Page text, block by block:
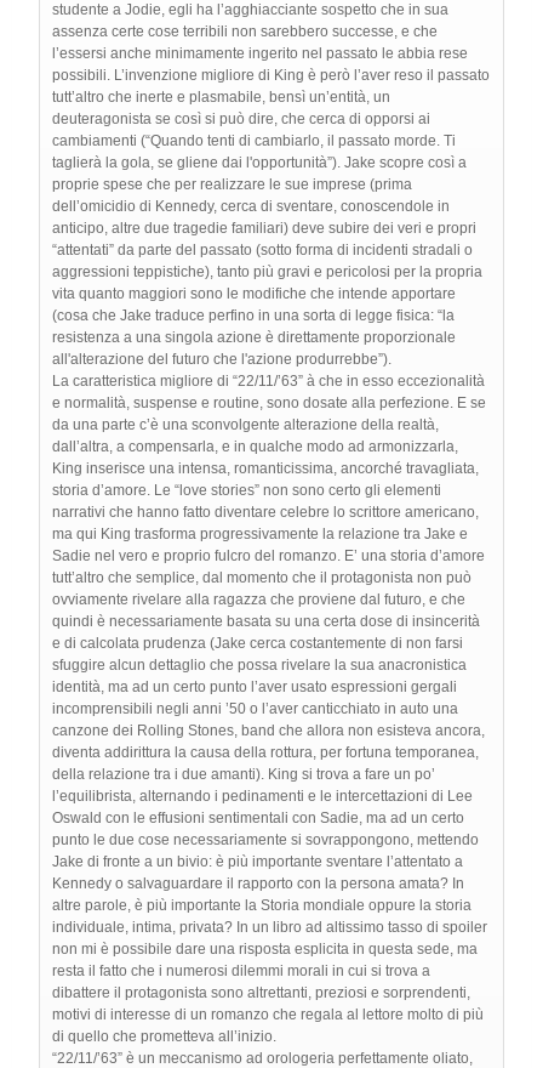
studente a Jodie, egli ha l’agghiacciante sospetto che in sua
assenza certe cose terribili non sarebbero successe, e che
l’essersi anche minimamente ingerito nel passato le abbia rese
possibili. L’invenzione migliore di King è però l’aver reso il passato
tutt’altro che inerte e plasmabile, bensì un’entità, un
deuteragonista se così si può dire, che cerca di opporsi ai
cambiamenti (“Quando tenti di cambiarlo, il passato morde. Ti
taglierà la gola, se gliene dai l'opportunità”). Jake scopre così a
proprie spese che per realizzare le sue imprese (prima
dell’omicidio di Kennedy, cerca di sventare, conoscendole in
anticipo, altre due tragedie familiari) deve subire dei veri e propri
“attentati” da parte del passato (sotto forma di incidenti stradali o
aggressioni teppistiche), tanto più gravi e pericolosi per la propria
vita quanto maggiori sono le modifiche che intende apportare
(cosa che Jake traduce perfino in una sorta di legge fisica: “la
resistenza a una singola azione è direttamente proporzionale
all'alterazione del futuro che l'azione produrrebbe”).
La caratteristica migliore di “22/11/’63” à che in esso eccezionalità
e normalità, suspense e routine, sono dosate alla perfezione. E se
da una parte c’è una sconvolgente alterazione della realtà,
dall’altra, a compensarla, e in qualche modo ad armonizzarla,
King inserisce una intensa, romanticissima, ancorché travagliata,
storia d’amore. Le “love stories” non sono certo gli elementi
narrativi che hanno fatto diventare celebre lo scrittore americano,
ma qui King trasforma progressivamente la relazione tra Jake e
Sadie nel vero e proprio fulcro del romanzo. E’ una storia d’amore
tutt’altro che semplice, dal momento che il protagonista non può
ovviamente rivelare alla ragazza che proviene dal futuro, e che
quindi è necessariamente basata su una certa dose di insincerità
e di calcolata prudenza (Jake cerca costantemente di non farsi
sfuggire alcun dettaglio che possa rivelare la sua anacronistica
identità, ma ad un certo punto l’aver usato espressioni gergali
incomprensibili negli anni ’50 o l’aver canticchiato in auto una
canzone dei Rolling Stones, band che allora non esisteva ancora,
diventa addirittura la causa della rottura, per fortuna temporanea,
della relazione tra i due amanti). King si trova a fare un po’
l’equilibrista, alternando i pedinamenti e le intercettazioni di Lee
Oswald con le effusioni sentimentali con Sadie, ma ad un certo
punto le due cose necessariamente si sovrappongono, mettendo
Jake di fronte a un bivio: è più importante sventare l’attentato a
Kennedy o salvaguardare il rapporto con la persona amata? In
altre parole, è più importante la Storia mondiale oppure la storia
individuale, intima, privata? In un libro ad altissimo tasso di spoiler
non mi è possibile dare una risposta esplicita in questa sede, ma
resta il fatto che i numerosi dilemmi morali in cui si trova a
dibattere il protagonista sono altrettanti, preziosi e sorprendenti,
motivi di interesse di un romanzo che regala al lettore molto di più
di quello che prometteva all’inizio.
“22/11/’63” è un meccanismo ad orologeria perfettamente oliato,